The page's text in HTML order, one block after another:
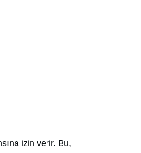
izin verir. Bu,